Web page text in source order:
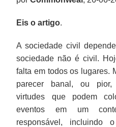
Eis o artigo.
A sociedade civil
sociedade não é civil.
falta em todos os lugares.
parecer banal, ou pior,
virtudes que podem
eventos em um
responsável, incluindo